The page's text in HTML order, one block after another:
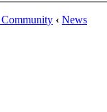
‹ News